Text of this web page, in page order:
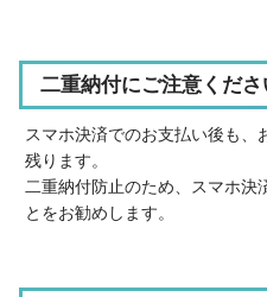
二重納付にご注意くださ
スマホ決済でのお支払い後も
残ります。
二重納付防止のため、スマホ決
とをお勧めします。